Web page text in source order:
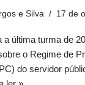
e Silva 17 de
última turma de
o Regime de
do servidor